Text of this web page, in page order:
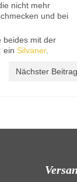
nicht mehr
und bei
beides mit der
ein Silvaner.
Nächster Beitrag